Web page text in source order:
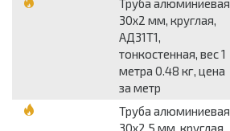
Труба алюминиевая
30x2 мм, круглая,
АД31Т1,
тонкостенная, вес 1
метра 0.48 кг, цена
за метр
Труба алюминиевая
30x2.5 мм, круглая,